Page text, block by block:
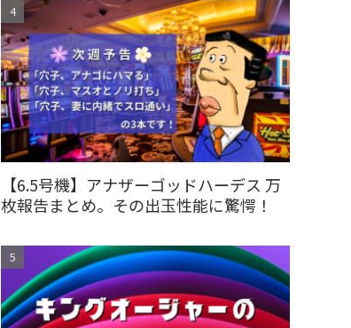
【6.5号機】アナザーゴッドハーデス 万
枚報告まとめ。その出玉性能に驚愕！